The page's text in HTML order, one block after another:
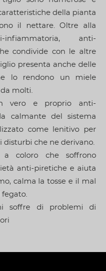
della pianta
il nettare. Oltre alla
anti-
condivide con le altre
presenta anche delle
lo rendono un miele
molti.
vero e proprio anti-
calmante del sistema
come lenitivo per
disturbi che ne derivano.
a coloro che soffrono
anti-piretiche e aiuta
calma la tosse e il mal
soffre di problemi di